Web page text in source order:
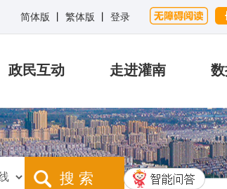
简体版 繁体版 登录
政民互动 走进灌南
搜 索